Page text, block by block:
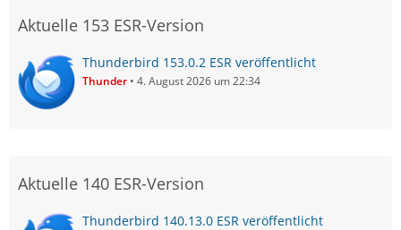
Aktuelle 153 ESR-Version
Thunderbird 153.0.2 ESR veröffentlicht
Thunder 4. August 2026 um 22:34
Aktuelle 140 ESR-Version
Thunderbird 140.13.0 ESR veröffentlicht